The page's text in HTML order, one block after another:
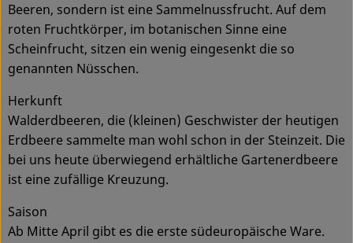
Beeren, sondern ist eine Sammelnussfrucht. Auf dem
roten Fruchtkörper, im botanischen Sinne eine
Scheinfrucht, sitzen ein wenig eingesenkt die so
genannten Nüsschen.
Herkunft
Walderdbeeren, die (kleinen) Geschwister der heutigen
Erdbeere sammelte man wohl schon in der Steinzeit. Die
bei uns heute überwiegend erhältliche Gartenerdbeere
ist eine zufällige Kreuzung.
Saison
Ab Mitte April gibt es die erste südeuropäische Ware.